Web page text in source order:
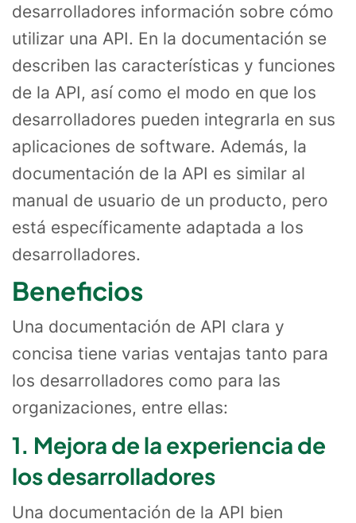
desarrolladores información sobre cómo
utilizar una API. En la documentación se
describen las características y funciones
de la API, así como el modo en que los
desarrolladores pueden integrarla en sus
aplicaciones de software. Además, la
documentación de la API es similar al
manual de usuario de un producto, pero
está específicamente adaptada a los
desarrolladores.
Beneficios
Una documentación de API clara y
concisa tiene varias ventajas tanto para
los desarrolladores como para las
organizaciones, entre ellas:
1. Mejora de la experiencia de
los desarrolladores
Una documentación de la API bien